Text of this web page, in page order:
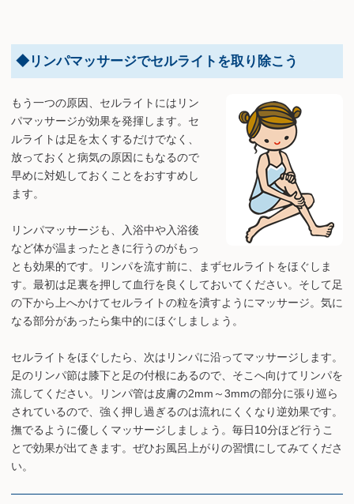
◆リンパマッサージでセルライトを取り除こう
もう一つの原因、セルライトにはリン
パマッサージが効果を発揮します。セ
ルライトは足を太くするだけでなく、
放っておくと病気の原因にもなるので
早めに対処しておくことをおすすめし
ます。
リンパマッサージも、入浴中や入浴後
など体が温まったときに行うのがもっ
とも効果的です。リンパを流す前に、まずセルライトをほぐしま
す。最初は足裏を押して血行を良くしておいてください。そして足
の下から上へかけてセルライトの粒を潰すようにマッサージ。気に
なる部分があったら集中的にほぐしましょう。
セルライトをほぐしたら、次はリンパに沿ってマッサージします。
足のリンパ節は膝下と足の付根にあるので、そこへ向けてリンパを
流してください。リンパ管は皮膚の2mm～3mmの部分に張り巡ら
されているので、強く押し過ぎるのは流れにくくなり逆効果です。
撫でるように優しくマッサージしましょう。毎日10分ほど行うこ
とで効果が出てきます。ぜひお風呂上がりの習慣にしてみてくださ
い。